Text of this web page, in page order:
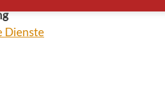
Dienste